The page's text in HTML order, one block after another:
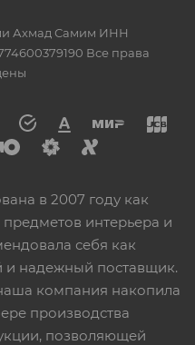
Ахмад Самим ИНН
Все права
в 2007 году как
интерьера и
себя как
и надежный поставщик.
компания накопила
производства
позволяющей